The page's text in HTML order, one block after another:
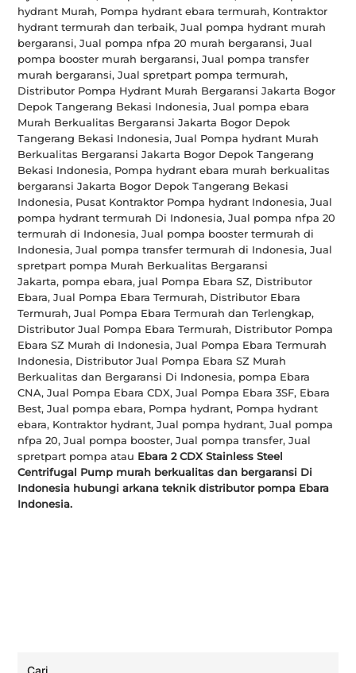
hydrant Murah, Pompa hydrant ebara termurah, Kontraktor
hydrant termurah dan terbaik, Jual pompa hydrant murah
bergaransi, Jual pompa nfpa 20 murah bergaransi, Jual
pompa booster murah bergaransi, Jual pompa transfer
murah bergaransi, Jual spretpart pompa termurah,
Distributor Pompa Hydrant Murah Bergaransi Jakarta Bogor
Depok Tangerang Bekasi Indonesia, Jual pompa ebara
Murah Berkualitas Bergaransi Jakarta Bogor Depok
Tangerang Bekasi Indonesia, Jual Pompa hydrant Murah
Berkualitas Bergaransi Jakarta Bogor Depok Tangerang
Bekasi Indonesia, Pompa hydrant ebara murah berkualitas
bergaransi Jakarta Bogor Depok Tangerang Bekasi
Indonesia, Pusat Kontraktor Pompa hydrant Indonesia, Jual
pompa hydrant termurah Di Indonesia, Jual pompa nfpa 20
termurah di Indonesia, Jual pompa booster termurah di
Indonesia, Jual pompa transfer termurah di Indonesia, Jual
spretpart pompa Murah Berkualitas Bergaransi
Jakarta, pompa ebara, jual Pompa Ebara SZ, Distributor
Ebara, Jual Pompa Ebara Termurah, Distributor Ebara
Termurah, Jual Pompa Ebara Termurah dan Terlengkap,
Distributor Jual Pompa Ebara Termurah, Distributor Pompa
Ebara SZ Murah di Indonesia, Jual Pompa Ebara Termurah
Indonesia, Distributor Jual Pompa Ebara SZ Murah
Berkualitas dan Bergaransi Di Indonesia, pompa Ebara
CNA, Jual Pompa Ebara CDX, Jual Pompa Ebara 3SF, Ebara
Best, Jual pompa ebara, Pompa hydrant, Pompa hydrant
ebara, Kontraktor hydrant, Jual pompa hydrant, Jual pompa
nfpa 20, Jual pompa booster, Jual pompa transfer, Jual
spretpart pompa atau Ebara 2 CDX Stainless Steel
Centrifugal Pump murah berkualitas dan bergaransi Di
Indonesia hubungi arkana teknik distributor pompa Ebara
Indonesia.